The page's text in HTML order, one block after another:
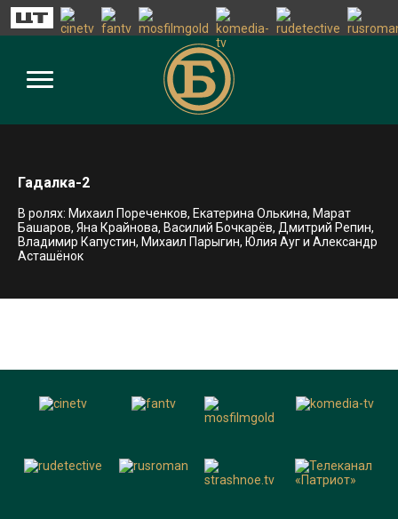
Гадалка-2
В ролях: Михаил Пореченков, Екатерина Олькина, Марат
Башаров, Яна Крайнова, Василий Бочкарёв, Дмитрий Репин,
Владимир Капустин, Михаил Парыгин, Юлия Ауг и Александр
Асташёнок